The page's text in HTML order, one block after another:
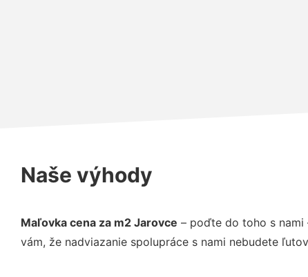
Naše výhody
Maľovka cena za m2 Jarovce – poďte do toho s nami
vám, že nadviazanie spolupráce s nami nebudete